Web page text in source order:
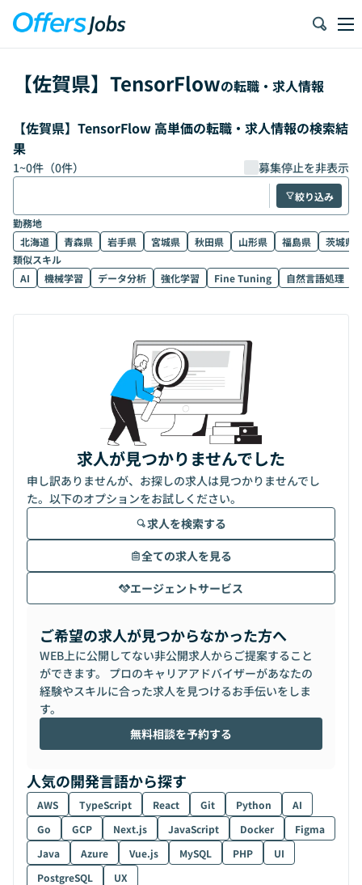
【佐賀県】 TensorFlowの転職・求人情報
【佐賀県】TensorFlow 高単価の転職・求人情報の検索結
果
1~0件（0件） 募集停止を非表示
絞り込み
勤務地
北海道
青森県 岩手県 宮城県 秋田県 山形県 福島県
茨城県
類似スキル
AI
機械学習 データ分析 強化学習 Fine Tuning 自然言語処理
求人が見つかりませんでした
申し訳ありませんが、お探しの求人は見つかりませんでし
た。以下のオプションをお試しください。
求人を検索する
全ての求人を見る
エージェントサービス
ご希望の求人が見つからなかった方へ
WEB上に公開してない非公開求人からご提案すること
ができます。 プロのキャリアアドバイザーがあなたの
経験やスキルに合った求人を見つけるお手伝いをしま
す。
無料相談を予約する
人気の開発言語から探す
AWS TypeScript React Git Python
AI
Go
GCP Next.js JavaScript Docker
Figma
Java
Azure Vue.js MySQL PHP
UI
PostgreSQL
UX